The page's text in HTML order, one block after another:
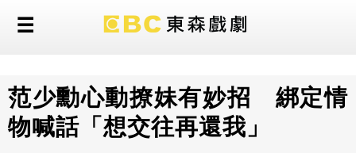
范少勳心動撩妹有妙招 綁定情
物喊話「想交往再還我」